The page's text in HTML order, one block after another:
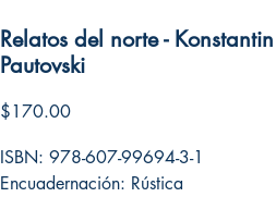
Relatos del norte - Konstantin
Pautovski
$170.00Precio
ISBN: 978-607-99694-3-1
Encuadernación: Rústica